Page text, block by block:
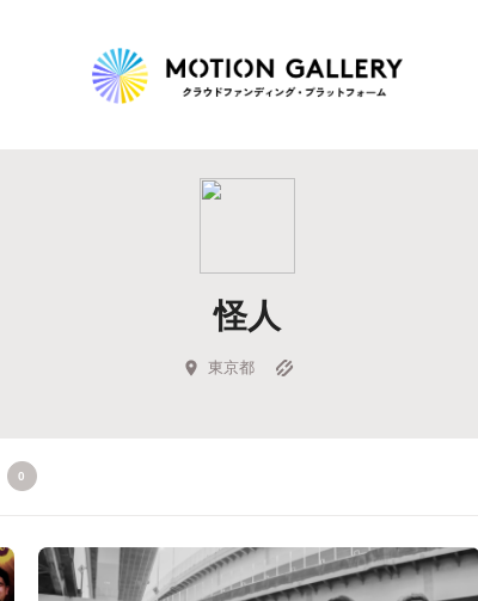
Highlight
Feature
キュレーターから探す
怪人
東京都
0